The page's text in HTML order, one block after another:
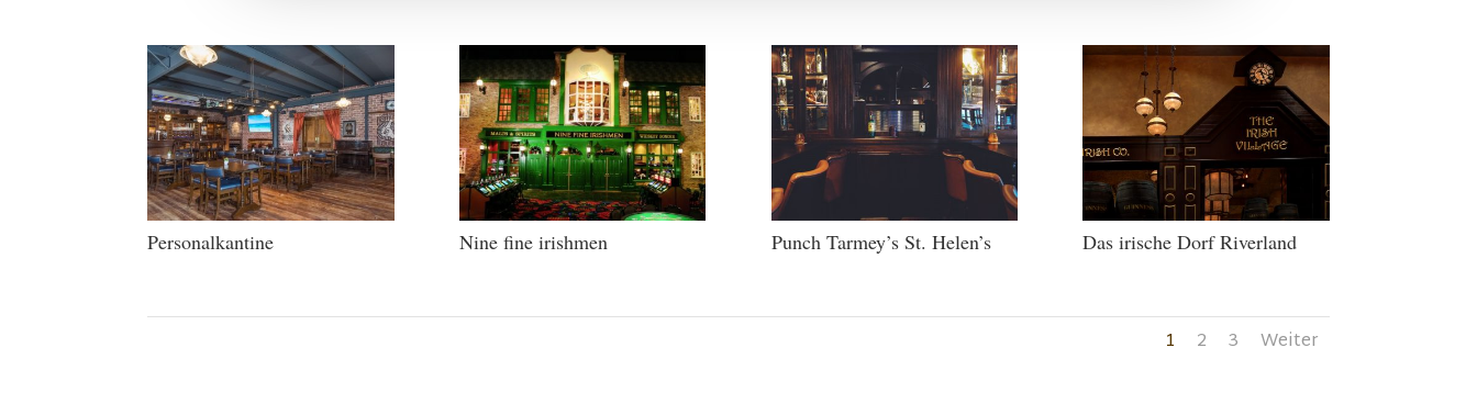
Personalkantine Nine fine irishmen Punch Tarmey’s St. Helen’s Das irische Dorf Riverland
1 2 3 Weiter